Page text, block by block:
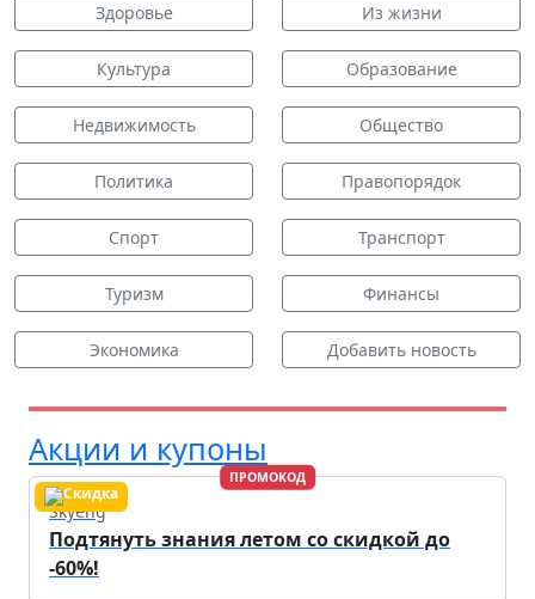
Здоровье Из жизни
Культура Образование
Недвижимость Общество
Политика Правопорядок
Спорт Транспорт
Туризм Финансы
Экономика Добавить новость
Акции и купоны
ПРОМОКОД
Skyeng
Подтянуть знания летом со скидкой до
-60%!